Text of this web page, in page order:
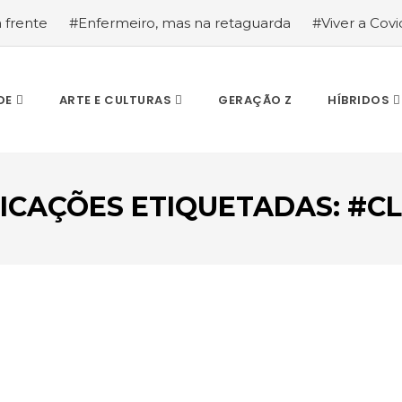
frente #Enfermeiro, mas na retaguarda
#Viver a
ARTE E CULTURAS GERAÇÃO Z HÍBRIDOS
ETIQUETADAS: